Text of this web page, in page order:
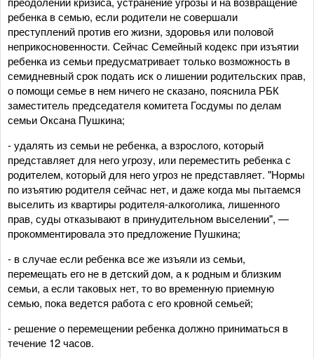
ребенка в семью, если родители не совершали
преступлений против его жизни, здоровья или половой
неприкосновенности. Сейчас Семейный кодекс при изъятии
ребенка из семьи предусматривает только возможность в
семидневный срок подать иск о лишении родительских прав,
о помощи семье в нем ничего не сказано, пояснила РБК
заместитель председателя комитета Госдумы по делам
семьи Оксана Пушкина;
- удалять из семьи не ребенка, а взрослого, который
представляет для него угрозу, или переместить ребенка с
родителем, который для него угроз не представляет. "Нормы
по изъятию родителя сейчас нет, и даже когда мы пытаемся
выселить из квартиры родителя-алкоголика, лишенного
прав, суды отказывают в принудительном выселении", —
прокомментировала это предложение Пушкина;
- в случае если ребенка все же изъяли из семьи,
перемещать его не в детский дом, а к родным и близким
семьи, а если таковых нет, то во временную приемную
семью, пока ведется работа с его кровной семьей;
- решение о перемещении ребенка должно приниматься в
течение 12 часов.